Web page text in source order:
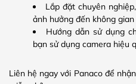
Lắp đặt chuyên
ảnh hưởng đến không
Hướng dẫn sử dụng
bạn sử dụng camera hiệu
Liên hệ ngay với Panaco để